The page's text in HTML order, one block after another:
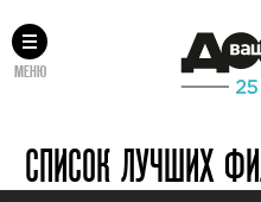
МЕНЮ
СПИСОК ЛУЧШИХ